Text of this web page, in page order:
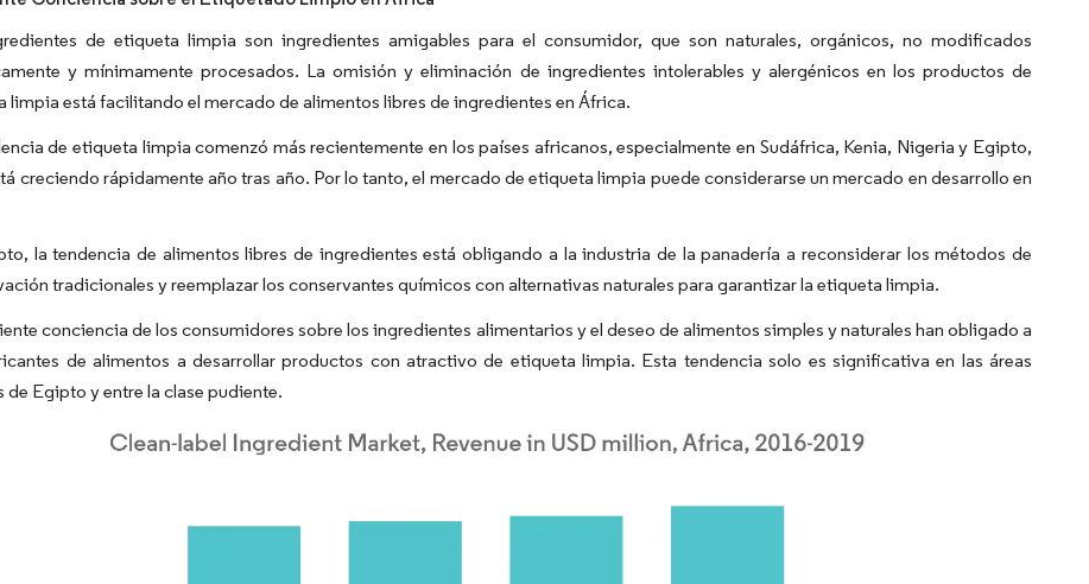
de etiqueta limpia son ingredientes amigables para el consumidor, que son naturales, orgánicos, no modificados
y mínimamente procesados. La omisión y eliminación de ingredientes intolerables y alergénicos en los productos de
limpia está facilitando el mercado de alimentos libres de ingredientes en África.
de etiqueta limpia comenzó más recientemente en los países africanos, especialmente en Sudáfrica, Kenia, Nigeria y Egipto,
creciendo rápidamente año tras año. Por lo tanto, el mercado de etiqueta limpia puede considerarse un mercado en desarrollo en
la tendencia de alimentos libres de ingredientes está obligando a la industria de la panadería a reconsiderar los métodos de
tradicionales y reemplazar los conservantes químicos con alternativas naturales para garantizar la etiqueta limpia.
conciencia de los consumidores sobre los ingredientes alimentarios y el deseo de alimentos simples y naturales han obligado a
de alimentos a desarrollar productos con atractivo de etiqueta limpia. Esta tendencia solo es significativa en las áreas
de Egipto y entre la clase pudiente.